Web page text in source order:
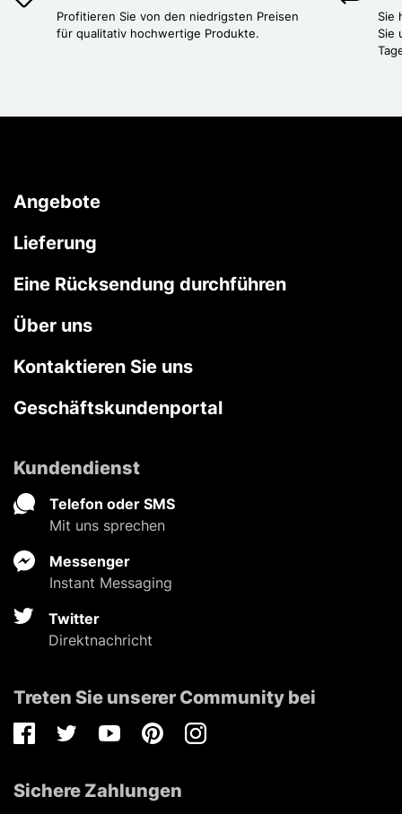
Profitieren Sie von den niedrigsten Preisen
für qualitativ hochwertige Produkte.
Sie
Sie
Angebote
Lieferung
Eine Rücksendung durchführen
Über uns
Kontaktieren Sie uns
Geschäftskundenportal
Kundendienst
Telefon oder SMS
Mit uns sprechen
Messenger
Instant Messaging
Twitter
Direktnachricht
Treten Sie unserer Community bei
FacebookTwitterYoutubePinterestInstagram
Sichere Zahlungen